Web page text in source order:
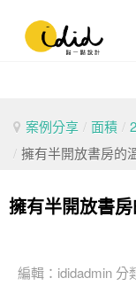
案例分享 / 面積 /
/ 擁有半開放書房的
擁有半開放書
編輯： ididadmin 分